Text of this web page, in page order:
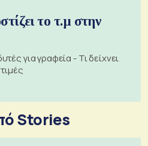
το τ.μ στην
για γραφεία - Τι δείχνει
Stories